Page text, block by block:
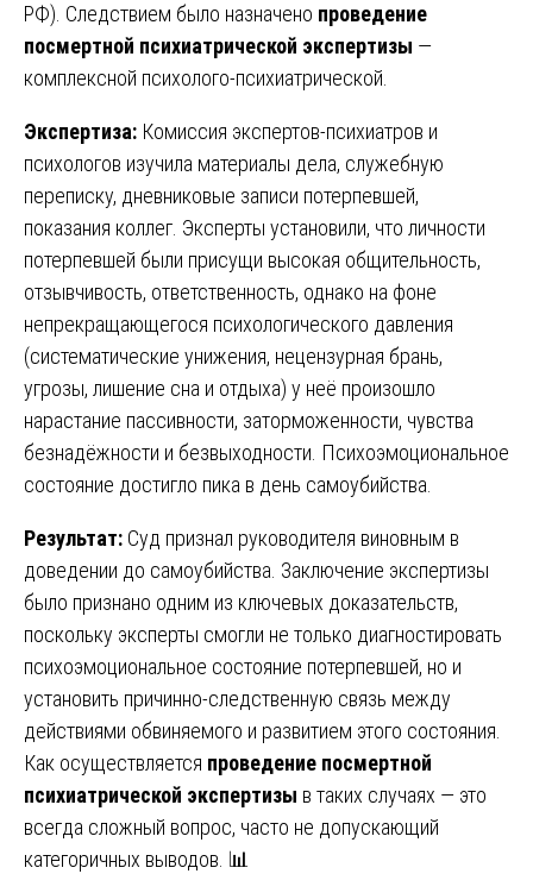
РФ). Следствием было назначено проведение
посмертной психиатрической экспертизы —
комплексной психолого-психиатрической.
Экспертиза: Комиссия экспертов-психиатров и
психологов изучила материалы дела, служебную
переписку, дневниковые записи потерпевшей,
показания коллег. Эксперты установили, что личности
потерпевшей были присущи высокая общительность,
отзывчивость, ответственность, однако на фоне
непрекращающегося психологического давления
(систематические унижения, нецензурная брань,
угрозы, лишение сна и отдыха) у неё произошло
нарастание пассивности, заторможенности, чувства
безнадёжности и безвыходности. Психоэмоциональное
состояние достигло пика в день самоубийства.
Результат: Суд признал руководителя виновным в
доведении до самоубийства. Заключение экспертизы
было признано одним из ключевых доказательств,
поскольку эксперты смогли не только диагностировать
психоэмоциональное состояние потерпевшей, но и
установить причинно-следственную связь между
действиями обвиняемого и развитием этого состояния.
Как осуществляется проведение посмертной
психиатрической экспертизы в таких случаях — это
всегда сложный вопрос, часто не допускающий
категоричных выводов. 📊